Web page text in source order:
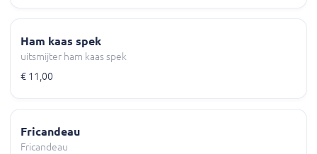
Ham kaas spek
uitsmijter ham kaas spek
€ 11,00
Fricandeau
Fricandeau